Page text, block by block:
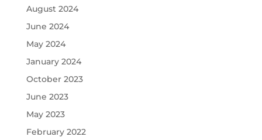
August 2024
June 2024
May 2024
January 2024
October 2023
June 2023
May 2023
February 2022